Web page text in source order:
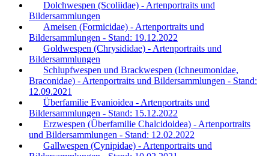
Dolchwespen (Scoliidae) - Artenportraits und
Bildersammlungen
Ameisen (Formicidae) - Artenportraits und
Bildersammlungen - Stand: 19.12.2022
Goldwespen (Chrysididae) - Artenportraits und
Bildersammlungen
Schlupfwespen und Brackwespen (Ichneumonidae,
Braconidae) - Artenportraits und Bildersammlungen - Stand:
12.09.2021
Überfamilie Evanioidea - Artenportraits und
Bildersammlungen - Stand: 15.12.2022
Erzwespen (Überfamilie Chalcidoidea) - Artenportraits
und Bildersammlungen - Stand: 12.02.2022
Gallwespen (Cynipidae) - Artenportraits und